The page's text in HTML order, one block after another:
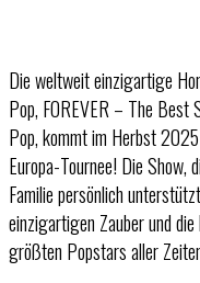
Die weltweit einzigartige
Pop, FOREVER – The Best
Pop, kommt im Herbst
Europa-Tournee! Die Show,
Familie persönlich
einzigartigen Zauber und
größten Popstars aller